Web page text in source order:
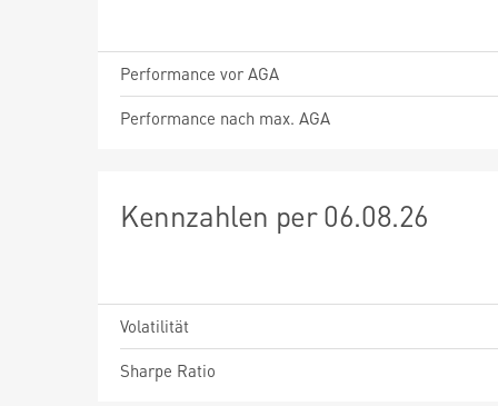
Performance vor AGA
Performance nach max. AGA
Kennzahlen per 06.08.26
Volatilität
Sharpe Ratio